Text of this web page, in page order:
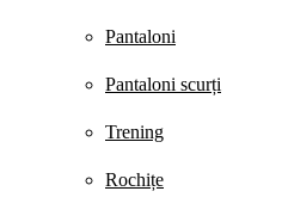
Pantaloni
Pantaloni scurți
Trening
Rochițe